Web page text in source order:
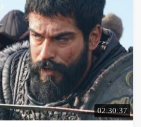
02:30:37